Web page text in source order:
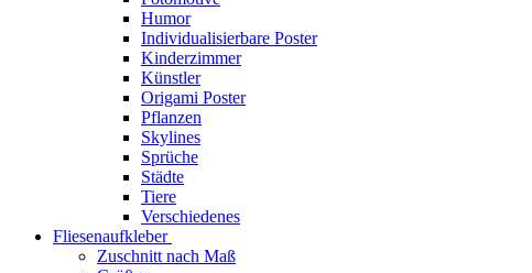
Humor
Individualisierbare Poster
Kinderzimmer
Künstler
Origami Poster
Pflanzen
Skylines
Sprüche
Städte
Tiere
Verschiedenes
Fliesenaufkleber
Zuschnitt nach Maß